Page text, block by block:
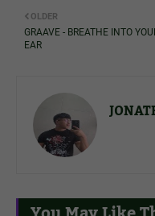
OLDER
GRAAVE - BREATHE INTO
EAR